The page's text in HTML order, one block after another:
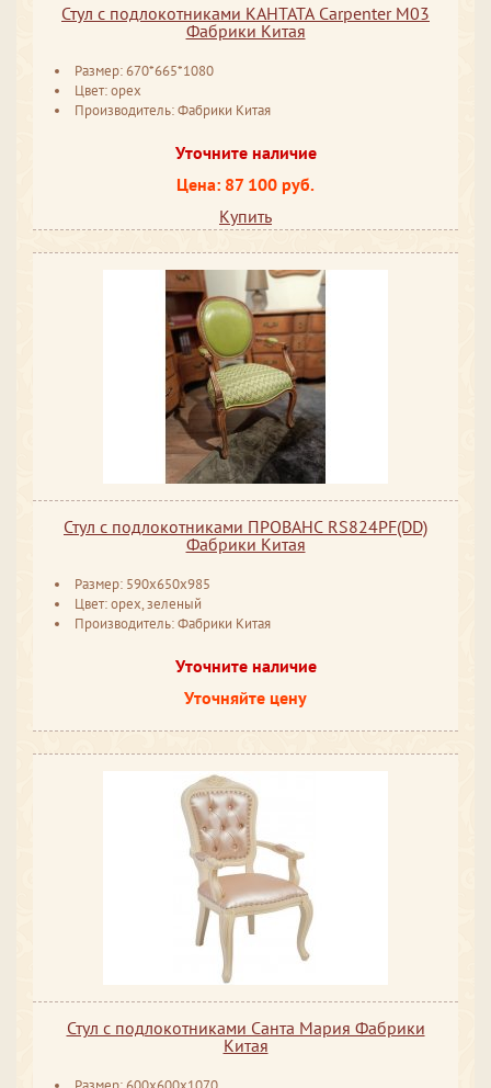
Стул с подлокотниками КАНТАТА Carpenter M03
Фабрики Китая
Размер: 670*665*1080
Цвет: орех
Производитель: Фабрики Китая
Уточните наличие
Цена: 87 100 руб.
Купить
Стул с подлокотниками ПРОВАНС RS824PF(DD)
Фабрики Китая
Размер: 590x650x985
Цвет: орех, зеленый
Производитель: Фабрики Китая
Уточните наличие
Уточняйте цену
Стул с подлокотниками Санта Мария Фабрики
Китая